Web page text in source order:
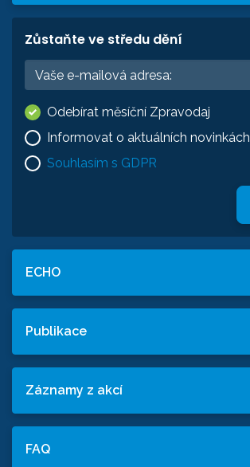
Zůstaňte ve středu dění
Odebírat měsíční Zpravodaj
Informovat o aktuálních novinkách
Souhlasím s GDPR
ECHO
Publikace
Záznamy z akcí
FAQ